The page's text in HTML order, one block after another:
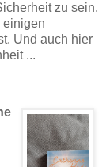
zu sein.
einigen
Und auch hier
...